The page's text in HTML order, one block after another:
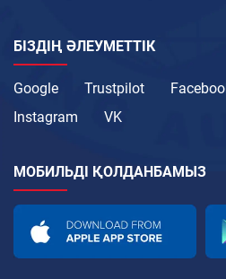
БІЗДІҢ ӘЛЕУМЕТТІК
Google Trustpilot
Instagram
VK
МОБИЛЬДІ ҚОЛДАНБАМЫЗ